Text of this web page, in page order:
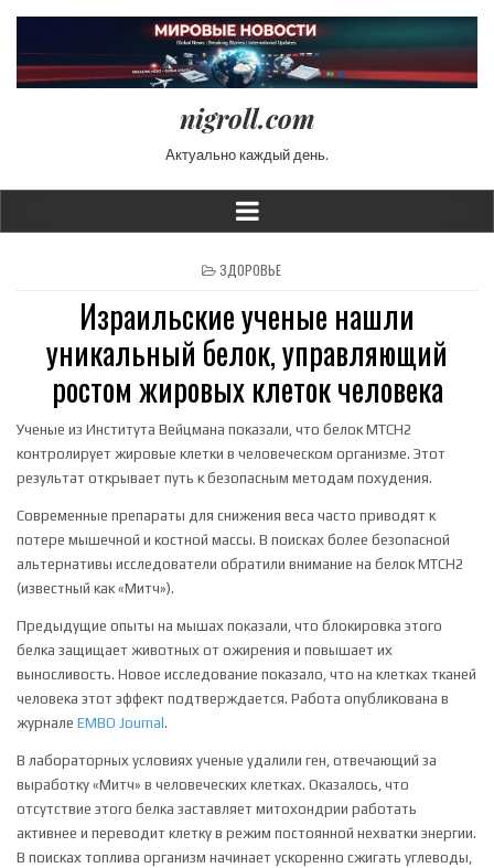
nigroll.com
Актуально каждый день.
POSTED IN
ЗДОРОВЬЕ
Израильские ученые нашли
уникальный белок, управляющий
ростом жировых клеток человека
Ученые из Института Вейцмана показали, что белок MTCH2
контролирует жировые клетки в человеческом организме. Этот
результат открывает путь к безопасным методам похудения.
Современные препараты для снижения веса часто приводят к
потере мышечной и костной массы. В поисках более безопасной
альтернативы исследователи обратили внимание на белок MTCH2
(известный как «Митч»).
Предыдущие опыты на мышах показали, что блокировка этого
белка защищает животных от ожирения и повышает их
выносливость. Новое исследование показало, что на клетках тканей
человека этот эффект подтверждается. Работа опубликована в
журнале EMBO Journal .
В лабораторных условиях ученые удалили ген, отвечающий за
выработку «Митч» в человеческих клетках. Оказалось, что
отсутствие этого белка заставляет митохондрии работать
активнее и переводит клетку в режим постоянной нехватки энергии.
В поисках топлива организм начинает ускоренно сжигать углеводы,